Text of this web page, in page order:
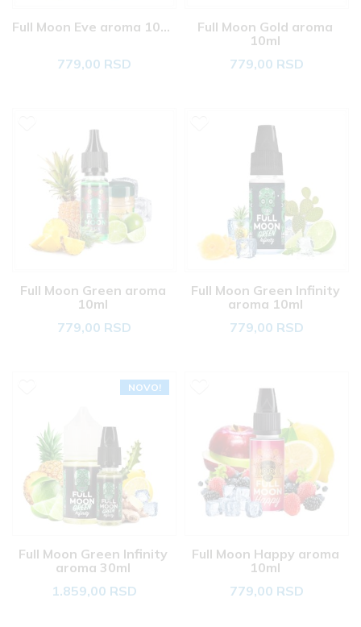
Full Moon Eve aroma 10ml
779,00 RSD
Full Moon Gold aroma
10ml
779,00 RSD
Full Moon Green aroma
10ml
779,00 RSD
Full Moon Green Infinity
aroma 10ml
779,00 RSD
NOVO!
Full Moon Green Infinity
aroma 30ml
1.859,00 RSD
Full Moon Happy aroma
10ml
779,00 RSD